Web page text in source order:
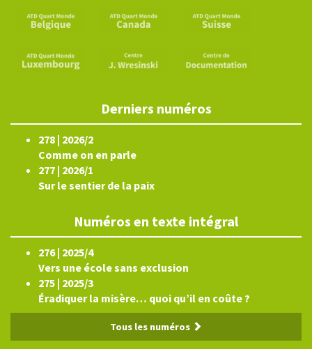
Derniers numéros
278 | 2026/2
Comme on en parle
277 | 2026/1
Sur le sentier de la paix
Numéros en texte intégral
276 | 2025/4
Vers une école sans exclusion
275 | 2025/3
Éradiquer la misère… quoi qu’il en coûte ?
Tous les numéros